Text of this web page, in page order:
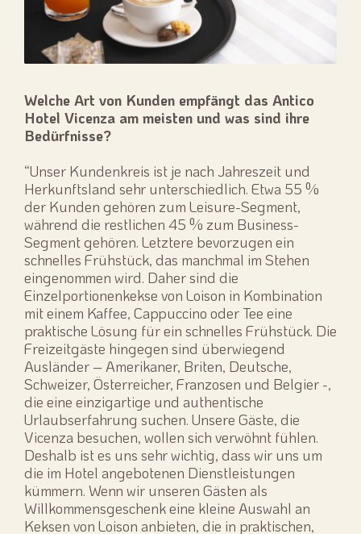
Welche Art von Kunden empfängt das Antico
Hotel Vicenza am meisten und was sind ihre
Bedürfnisse?
“Unser Kundenkreis ist je nach Jahreszeit und
Herkunftsland sehr unterschiedlich. Etwa 55 %
der Kunden gehören zum Leisure-Segment,
während die restlichen 45 % zum Business-
Segment gehören. Letztere bevorzugen ein
schnelles Frühstück, das manchmal im Stehen
eingenommen wird. Daher sind die
Einzelportionenkekse von Loison in Kombination
mit einem Kaffee, Cappuccino oder Tee eine
praktische Lösung für ein schnelles Frühstück. Die
Freizeitgäste hingegen sind überwiegend
Ausländer – Amerikaner, Briten, Deutsche,
Schweizer, Österreicher, Franzosen und Belgier -,
die eine einzigartige und authentische
Urlaubserfahrung suchen. Unsere Gäste, die
Vicenza besuchen, wollen sich verwöhnt fühlen.
Deshalb ist es uns sehr wichtig, dass wir uns um
die im Hotel angebotenen Dienstleistungen
kümmern. Wenn wir unseren Gästen als
Willkommensgeschenk eine kleine Auswahl an
Keksen von Loison anbieten, die in praktischen,